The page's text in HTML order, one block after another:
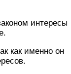
интересы
как именно он